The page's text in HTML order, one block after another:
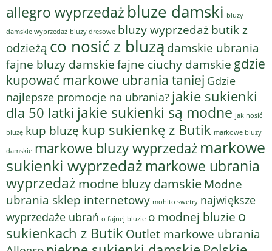
allegro wyprzedaż bluze damski bluzy
damskie wyprzedaż bluzy dresowe bluzy wyprzedaż butik z
odzieżą co nosić z bluzą damskie ubrania
fajne bluzy damskiefajne ciuchy damskie gdzie
kupować markowe ubrania taniej Gdzie
najlepsze promocje na ubrania? jakie sukienki
dla 50 latki jakie sukienki są modne jak nosić
bluzę kup bluzę kup sukienkę z Butik markowe bluzy
damskie markowe bluzy wyprzedaż markowe
sukienki wyprzedaż markowe ubrania
wyprzedaż modne bluzy damskie Modne
ubrania sklep internetowy mohito swetry największe
wyprzedaże ubrań o fajnej bluzie o modnej bluzie o
sukienkach z Butik Outlet markowe ubrania